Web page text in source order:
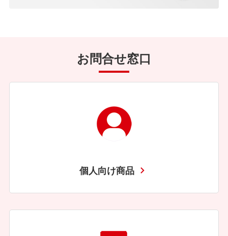
お問合せ窓口
個人向け商品